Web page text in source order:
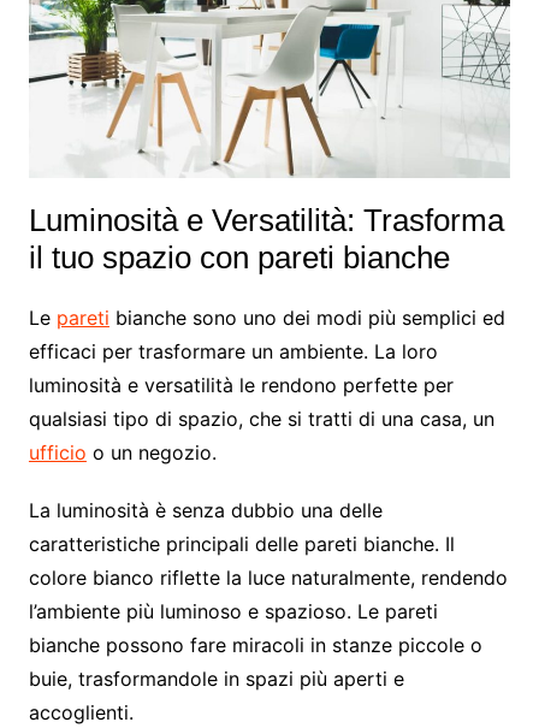
Luminosità e Versatilità: Trasforma
il tuo spazio con pareti bianche
Le pareti bianche sono uno dei modi più semplici ed
efficaci per trasformare un ambiente. La loro
luminosità e versatilità le rendono perfette per
qualsiasi tipo di spazio, che si tratti di una casa, un
ufficio o un negozio.
La luminosità è senza dubbio una delle
caratteristiche principali delle pareti bianche. Il
colore bianco riflette la luce naturalmente, rendendo
l’ambiente più luminoso e spazioso. Le pareti
bianche possono fare miracoli in stanze piccole o
buie, trasformandole in spazi più aperti e
accoglienti.